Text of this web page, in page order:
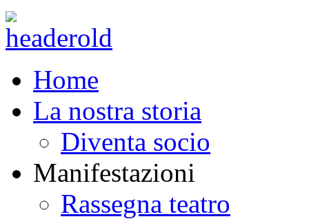
Home
La nostra storia
Diventa socio
Manifestazioni
Rassegna teatro